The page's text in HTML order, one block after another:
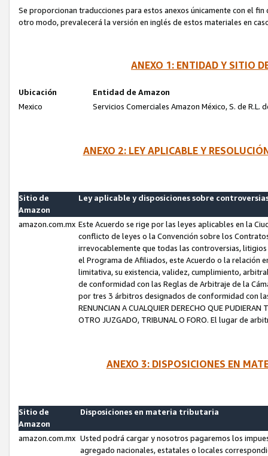
Se proporcionan traducciones para estos anexos únicamente con el
otro modo, prevalecerá la versión en inglés de estos materiales en
ANEXO 1: ENTIDAD Y SITIO
Ubicación
Entidad de Amazon
Mexico
Servicios Comerciales Amazon México, S. de R.L.
ANEXO 2: LEY APLICABLE Y
Sitio de
Amazon
Ley aplicable y disposiciones sobre
amazon.com.mx Este Acuerdo se rige por las leyes aplicables en la
conflicto de leyes o la Convención sobre los
irrevocablemente que todas las controversias,
el Programa de Afiliados, este Acuerdo o la relación
limitativa, su existencia, validez, cumplimiento,
de conformidad con las Reglas de Arbitraje de la
por tres 3 árbitros designados de conformidad con las
RENUNCIAN A CUALQUIER DERECHO QUE
OTRO JUZGADO, TRIBUNAL O FORO. El lugar de
ANEXO 3: DISPOSICIONES EN
Sitio de
Amazon
Disposiciones en materia tributaria
amazon.com.mx Usted podrá cargar y nosotros pagaremos los
agregado nacionales, estatales o locales